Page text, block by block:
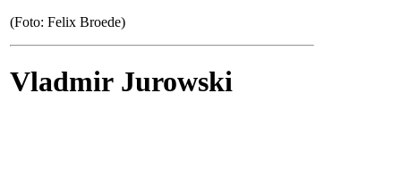
(Foto: Felix Broede)
Vladmir Jurowski